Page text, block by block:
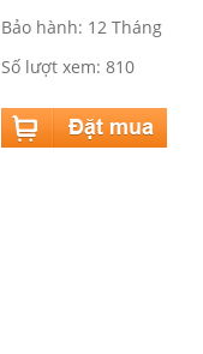
Bảo hành: 12 Tháng
Số lượt xem: 810